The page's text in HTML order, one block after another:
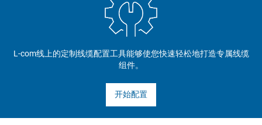
L-com线上的定制线缆配置工具能够使您快速轻松地打造专属线缆
组件。
开始配置